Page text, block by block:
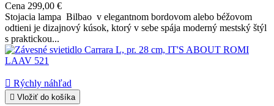
Cena 299,00 €
Stojacia lampa Bilbao v elegantnom bordovom alebo béžovom
odtieni je dizajnový kúsok, ktorý v sebe spája moderný mestský štýl
s praktickou...
 Rýchly náhľad
 Vložiť do košíka